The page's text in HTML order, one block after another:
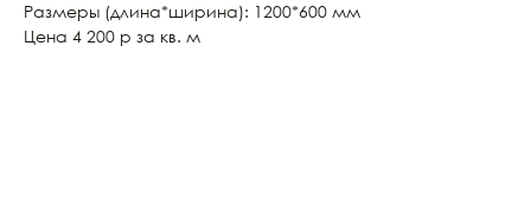
Размеры (длина*ширина): 1200*600 мм
Цена 4 200 р за кв. м